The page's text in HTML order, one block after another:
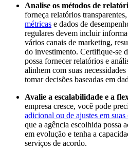
Analise os métodos de
forneça relatórios
métricas e dados de
regulares devem incluir
vários canais de marketing,
do investimento. Certifique-se
possa fornecer relatórios e
alinhem com suas
tomar decisões baseadas em
Avalie a escalabilidade e a
empresa cresce, você pode
adicional ou de ajustes em suas
que a agência escolhida possa
em evolução e tenha a
serviços de acordo.